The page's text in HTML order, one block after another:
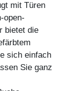
mit Türen
open-
bietet die
sich einfach
Sie ganz